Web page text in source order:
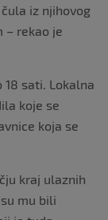
iz njihovog
– rekao je
sati. Lokalna
koje se
koja se
kraj ulaznih
mu bili